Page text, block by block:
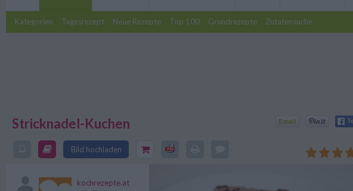
Kategorien Tagesrezept Neue Rezepte Top 100 Grundrezepte Zutatensuche
Stricknadel-Kuchen
Bild hochladen
Mit dem Rezept für einen Stricknadel-Kuchen haben nicht
schmeckt auch bestimmt handwerklich Unbegabten sehr
gut.
kochrezepte.at